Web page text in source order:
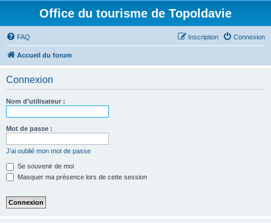
Office du tourisme de Topoldavie
FAQ Connexion
Inscription
Accueil du forum
Connexion
Nom d’utilisateur :
Mot de passe :
J’ai oublié mon mot de passe
Se souvenir de moi
Masquer ma présence lors de cette session